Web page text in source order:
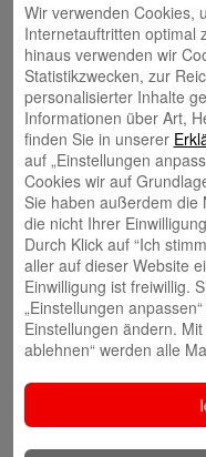
E-Mail an
Rückruf durch
Filiale finden
Meinung mitteilen
E-Mail an Blog-
Wir verwenden Cookies,
Internetauftritten optimal
hinaus verwenden wir
Statistikzwecken, zur
personalisierter Inhalte
Informationen über Art,
finden Sie in unserer
auf „Einstellungen
Cookies wir auf
Sie haben außerdem die
die nicht Ihrer
Durch Klick auf “Ich
aller auf dieser Website
Einwilligung ist freiwillig.
„Einstellungen
Einstellungen ändern.
ablehnen“ werden alle